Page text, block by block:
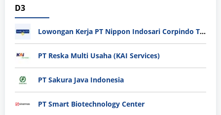
D3
Lowongan Kerja PT Nippon Indosari Corpindo Tbk. Bulan Agustus 2026
PT Reska Multi Usaha (KAI Services)
PT Sakura Java Indonesia
PT Smart Biotechnology Center